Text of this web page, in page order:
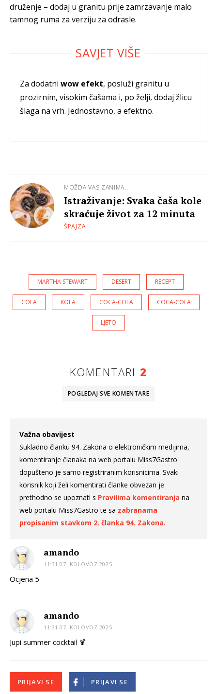
druženje – dodaj u granitu prije zamrzavanje malo
tamnog ruma za verziju za odrasle.
Za dodatni wow efekt, posluži granitu u
prozirnim, visokim čašama i, po želji, dodaj žlicu
šlaga na vrh. Jednostavno, a efektno.
MOŽDA VAS ZANIMA...
Istraživanje: Svaka čaša kole
skraćuje život za 12 minuta
ŠPAJZA
MARTHA STEWART DESERT RECEPT
COLA KOLA COCA-COLA COCA-COLA
LJETO
KOMENTARI 2
POGLEDAJ SVE KOMENTARE
Važna obavijest
Sukladno članku 94. Zakona o elektroničkim medijima,
komentiranje članaka na web portalu Miss7Gastro
dopušteno je samo registriranim korisnicima. Svaki
korisnik koji želi komentirati članke obvezan je
prethodno se upoznati s Pravilima komentiranja na
web portalu Miss7Gastro te sa zabranama
propisanim stavkom 2. članka 94. Zakona.
amando
11:31 07. KOLOVOZ 2025.
Ocjena 5
amando
11:31 07. KOLOVOZ 2025.
Jupi summer cocktail 🍹
PRIJAVI SE PRIJAVI SE